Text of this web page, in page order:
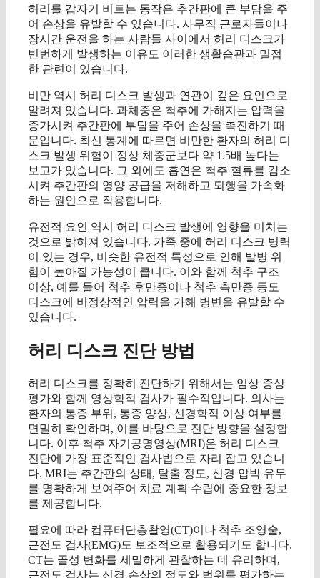
허리를 갑자기 비트는 동작은 추간판에 큰 부담을 주
어 손상을 유발할 수 있습니다. 사무직 근로자들이나
장시간 운전을 하는 사람들 사이에서 허리 디스크가
빈번하게 발생하는 이유도 이러한 생활습관과 밀접
한 관련이 있습니다.
비만 역시 허리 디스크 발생과 연관이 깊은 요인으로
알려져 있습니다. 과체중은 척추에 가해지는 압력을
증가시켜 추간판에 부담을 주어 손상을 촉진하기 때
문입니다. 최신 통계에 따르면 비만한 환자의 허리 디
스크 발생 위험이 정상 체중군보다 약 1.5배 높다는
보고가 있습니다. 그 외에도 흡연은 척추 혈류를 감소
시켜 추간판의 영양 공급을 저해하고 퇴행을 가속화
하는 원인으로 작용합니다.
유전적 요인 역시 허리 디스크 발생에 영향을 미치는
것으로 밝혀져 있습니다. 가족 중에 허리 디스크 병력
이 있는 경우, 비슷한 유전적 특성으로 인해 발병 위
험이 높아질 가능성이 큽니다. 이와 함께 척추 구조
이상, 예를 들어 척추 후만증이나 척추 측만증 등도
디스크에 비정상적인 압력을 가해 병변을 유발할 수
있습니다.
허리 디스크 진단 방법
허리 디스크를 정확히 진단하기 위해서는 임상 증상
평가와 함께 영상학적 검사가 필수적입니다. 의사는
환자의 통증 부위, 통증 양상, 신경학적 이상 여부를
면밀히 확인하며, 이를 바탕으로 진단 방향을 설정합
니다. 이후 척추 자기공명영상(MRI)은 허리 디스크
진단에 가장 표준적인 검사법으로 자리 잡고 있습니
다. MRI는 추간판의 상태, 탈출 정도, 신경 압박 유무
를 명확하게 보여주어 치료 계획 수립에 중요한 정보
를 제공합니다.
필요에 따라 컴퓨터단층촬영(CT)이나 척추 조영술,
근전도 검사(EMG)도 보조적으로 활용되기도 합니다.
CT는 골성 변화를 세밀하게 관찰하는 데 유리하며,
근전도 검사는 신경 손상의 정도와 범위를 평가하는